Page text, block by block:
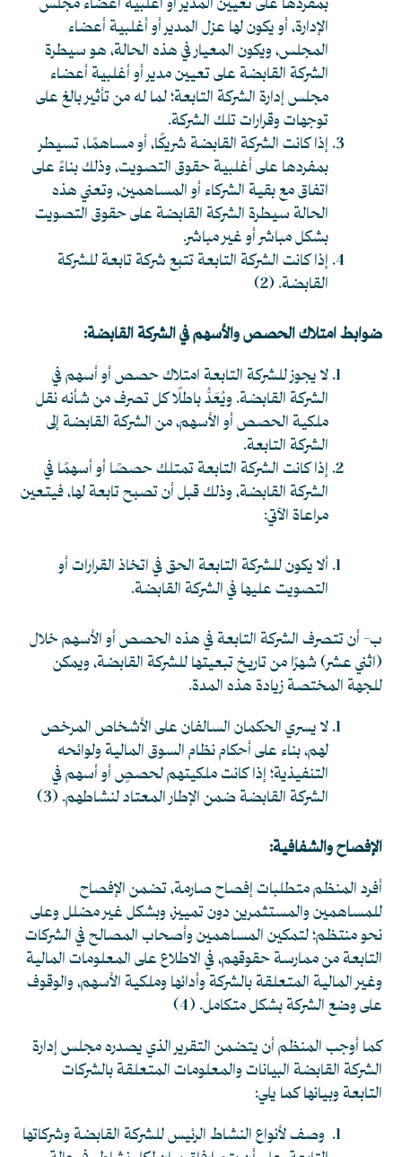
بمفردها على تعيين المدير أو أغلبية أعضاء مجلس
الإدارة، أو يكون لها عزل المدير أو أغلبية أعضاء
المجلس، ويكون المعيار في هذه الحالة، هو سيطرة
الشركة القابضة على تعيين مدير أو أغلبية أعضاء
مجلس إدارة الشركة التابعة؛ لما له من تأثير بالغ على
توجهات وقرارات تلك الشركة.
إذا كانت الشركة القابضة شريكًا، أو مساهمًا، تسيطر
بمفردها على أغلبية حقوق التصويت، وذلك بناءً على
اتفاق مع بقية الشركاء أو المساهمين، وتعني هذه
الحالة سيطرة الشركة القابضة على حقوق التصويت
بشكل مباشر أو غير مباشر.
إذا كانت الشركة التابعة تتبع شركة تابعة للشركة
القابضة. (2)
ضوابط امتلاك الحصص والأسهم في الشركة القابضة:
لا يجوز للشركة التابعة امتلاك حصص أو أسهم في
الشركة القابضة. ويُعَدُّ باطلًا كل تصرف من شأنه نقل
ملكية الحصص أو الأسهم، من الشركة القابضة إلى
الشركة التابعة.
إذا كانت الشركة التابعة تمتلك حصصًا أو أسهمًا في
الشركة القابضة، وذلك قبل أن تصبح تابعة لها، فيتعين
مراعاة الآتي:
ألا يكون للشركة التابعة الحق في اتخاذ القرارات أو
التصويت عليها في الشركة القابضة.
ب- أن تتصرف الشركة التابعة في هذه الحصص أو الأسهم خلال
(اثني عشر) شهرًا من تاريخ تبعيتها للشركة القابضة، ويمكن
للجهة المختصة زيادة هذه المدة.
لا يسري الحكمان السالفان على الأشخاص المرخص
لهم، بناء على أحكام نظام السوق المالية ولوائحه
التنفيذية؛ إذا كانت ملكيتهم لحصصٍ أو أسهم في
الشركة القابضة ضمن الإطار المعتاد لنشاطهم. (3)
الإفصاح والشفافية:
أفرد المنظم متطلبات إفصاح صارمة، تضمن الإفصاح
للمساهمين والمستثمرين دون تمييز، وبشكل غير مضلل وعلى
نحو منتظم؛ لتمكين المساهمين وأصحاب المصالح في الشركات
التابعة من ممارسة حقوقهم، في الاطلاع على المعلومات المالية
وغير المالية المتعلقة بالشركة وأدائها وملكية الأسهم، والوقوف
على وضع الشركة بشكل متكامل. (4)
كما أوجب المنظم أن يتضمن التقرير الذي يصدره مجلس إدارة
الشركة القابضة البيانات والمعلومات المتعلقة بالشركات
التابعة وبيانها كما يلي:
وصف لأنواع النشاط الرئيس للشركة القابضة وشركاتها